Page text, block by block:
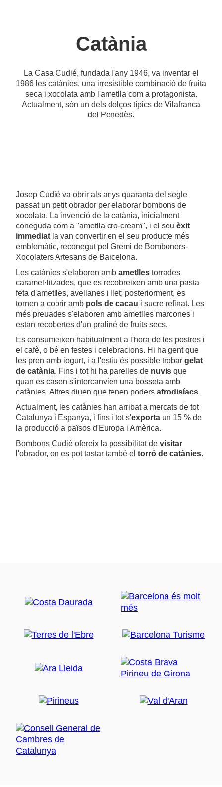
Catània
La Casa Cudié, fundada l'any 1946, va inventar el
1986 les catànies, una irresistible combinació de fruita
seca i xocolata amb l'ametlla com a protagonista.
Actualment, són un dels dolços típics de Vilafranca
del Penedès.
Josep Cudié va obrir als anys quaranta del segle
passat un petit obrador per elaborar bombons de
xocolata. La invenció de la catània, inicialment
coneguda com a "ametlla cro-cream", i el seu èxit
immediat la van convertir en el seu producte més
emblemàtic, reconegut pel Gremi de Bomboners-
Xocolaters Artesans de Barcelona.
Les catànies s'elaboren amb ametlles torrades
caramel·litzades, que es recobreixen amb una pasta
feta d'ametlles, avellanes i llet; posteriorment, es
tornen a cobrir amb pols de cacau i sucre refinat. Les
més preuades s'elaboren amb ametlles marcones i
estan recobertes d'un praliné de fruits secs.
Es consumeixen habitualment a l'hora de les postres i
el cafè, o bé en festes i celebracions. Hi ha gent que
les pren amb iogurt, i a l'estiu és possible trobar gelat
de catània. Fins i tot hi ha parelles de nuvis que
quan es casen s'intercanvien una bosseta amb
catànies. Altres diuen que tenen poders afrodisíacs.
Actualment, les catànies han arribat a mercats de tot
Catalunya i Espanya, i fins i tot s'exporta un 15 % de
la producció a països d'Europa i Amèrica.
Bombons Cudié ofereix la possibilitat de visitar
l'obrador, on es pot tastar també el torró de catànies.